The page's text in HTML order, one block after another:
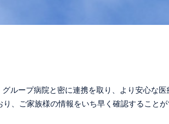
ループ病院と密に連携を取り、より安心な
り、ご家族様の情報をいち早く確認することが